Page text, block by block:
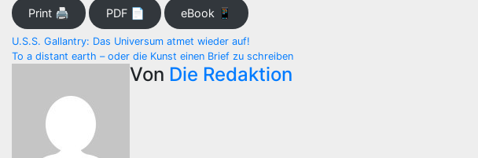
Print 🖨 PDF 📄 eBook 📱
Beitragsnavigation
U.S.S. Gallantry: Das Universum atmet wieder auf!
To a distant earth – oder die Kunst einen Brief zu schreiben
Von Die Redaktion